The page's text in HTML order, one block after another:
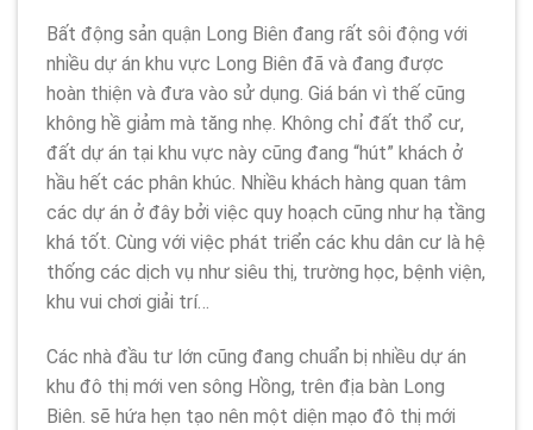
Bất động sản quận Long Biên đang rất sôi động với
nhiều dự án khu vực Long Biên đã và đang được
hoàn thiện và đưa vào sử dụng. Giá bán vì thế cũng
không hề giảm mà tăng nhẹ. Không chỉ đất thổ cư,
đất dự án tại khu vực này cũng đang “hút” khách ở
hầu hết các phân khúc. Nhiều khách hàng quan tâm
các dự án ở đây bởi việc quy hoạch cũng như hạ tầng
khá tốt. Cùng với việc phát triển các khu dân cư là hệ
thống các dịch vụ như siêu thị, trường học, bệnh viện,
khu vui chơi giải trí…
Các nhà đầu tư lớn cũng đang chuẩn bị nhiều dự án
khu đô thị mới ven sông Hồng, trên địa bàn Long
Biên. sẽ hứa hẹn tạo nên một diện mạo đô thị mới